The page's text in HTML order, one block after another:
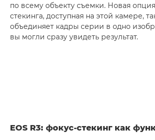
по всему объекту съемки. Новая
стекинга, доступная на этой камере,
объединяет кадры серии в одно
вы могли сразу увидеть результат.
EOS R3: фокус-стекинг как